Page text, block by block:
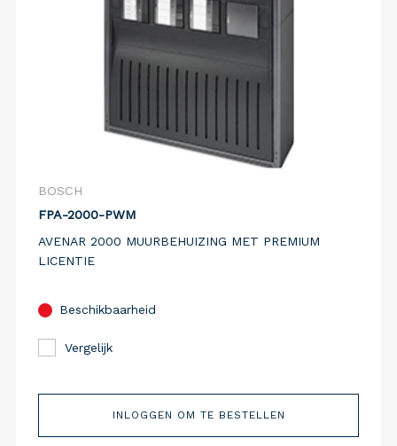
BOSCH
FPA-2000-PWM
AVENAR 2000 MUURBEHUIZING MET PREMIUM
LICENTIE
Beschikbaarheid
Vergelijk
INLOGGEN OM TE BESTELLEN